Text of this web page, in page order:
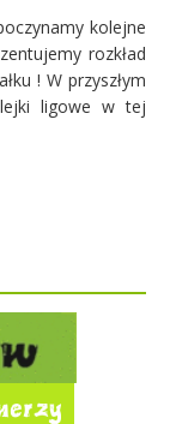
kolejne
rozkład
! W przyszłym
ligowe w tej